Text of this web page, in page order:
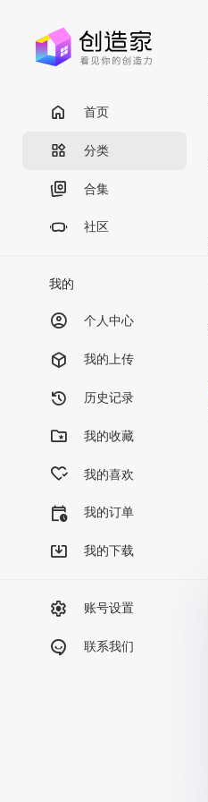
首页
分类
合集
社区
我的
个人中心
我的上传
历史记录
我的收藏
我的喜欢
我的订单
我的下载
账号设置
联系我们